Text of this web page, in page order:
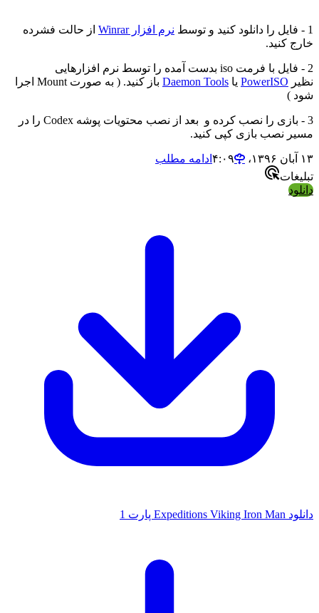
1 - فایل را دانلود کنید و توسط نرم افزار Winrar
از حالت فشرده
خارج کنید.
2 - فایل با فرمت iso بدست آمده را توسط نرم افزارهایی
نظیر PowerISO یا Daemon Tools
باز کنید. ( به صورت Mount اجرا
شود )
3 - بازی را نصب کرده و بعد از نصب محتویات پوشه Codex را در
مسیر نصب بازی کپی کنید.
۱۳ آبان ۱۳۹۶،‏ ۴:۰۹
ادامه مطلب
تبلیغات
دانلود
دانلود Expeditions Viking Iron Man پارت 1